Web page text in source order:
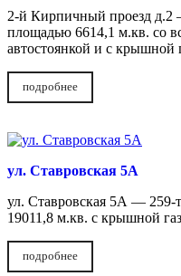
2-й Кирпичный проезд
площадью 6614,1 м.кв. со
автостоянкой и с крышной
подробнее
ул. Ставровская 5А
ул. Ставровская 5А —
19011,8 м.кв. с крышной
подробнее